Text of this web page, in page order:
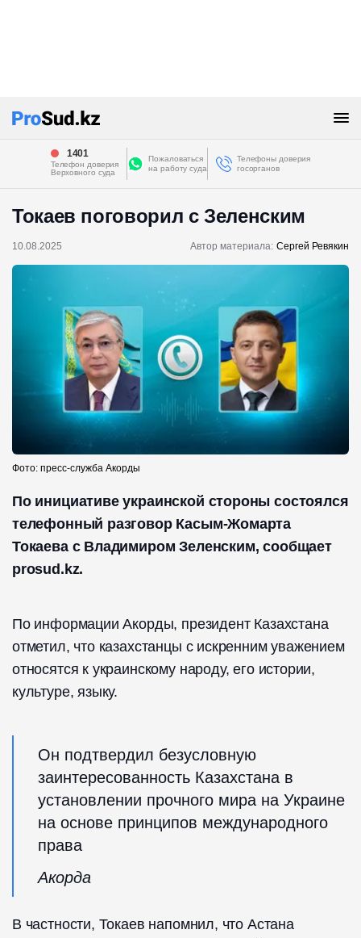
1401
Телефон доверия
Верховного суда
Пожаловаться
на работу суда
Телефоны доверия
госорганов
Токаев поговорил с Зеленским
10.08.2025 Автор материала: Сергей Ревякин
Фото: пресс-служба Акорды
По инициативе украинской стороны состоялся
телефонный разговор Касым-Жомарта
Токаева с Владимиром Зеленским, сообщает
prosud.kz.
По информации Акорды, президент Казахстана
отметил, что казахстанцы с искренним уважением
относятся к украинскому народу, его истории,
культуре, языку.
Он подтвердил безусловную
заинтересованность Казахстана в
установлении прочного мира на Украине
на основе принципов международного
права
Акорда
В частности, Токаев напомнил, что Астана